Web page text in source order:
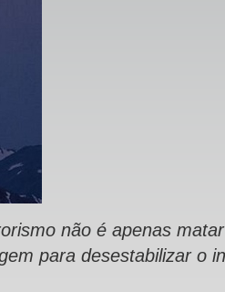
não é apenas
para desestabilizar o